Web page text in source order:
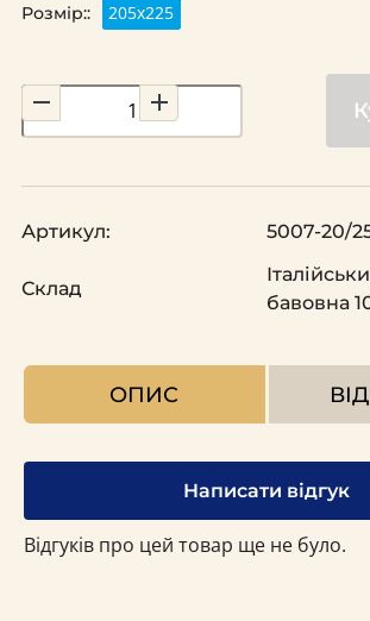
Розмір:: 205х225
Артикул: 5007-20/
Склад
бавовна
ОПИС
Написати відгук
Відгуків про цей товар ще не було.